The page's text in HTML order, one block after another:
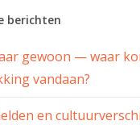
berichten
gewoon — waar
vandaan?
en